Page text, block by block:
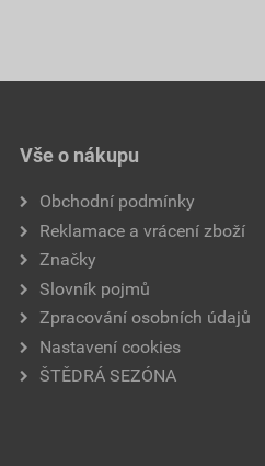
Vše o nákupu
Obchodní podmínky
Reklamace a vrácení zboží
Značky
Slovník pojmů
Zpracování osobních údajů
Nastavení cookies
ŠTĚDRÁ SEZÓNA